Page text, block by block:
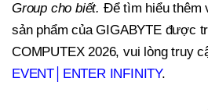
Group cho biết. Để tìm hiểu thêm
sản phẩm của GIGABYTE được
COMPUTEX 2026, vui lòng truy
EVENT
ENTER INFINITY.